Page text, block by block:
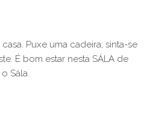
Puxe uma cadeira; sinta-se
É bom estar nesta SÁLA de
Sála.